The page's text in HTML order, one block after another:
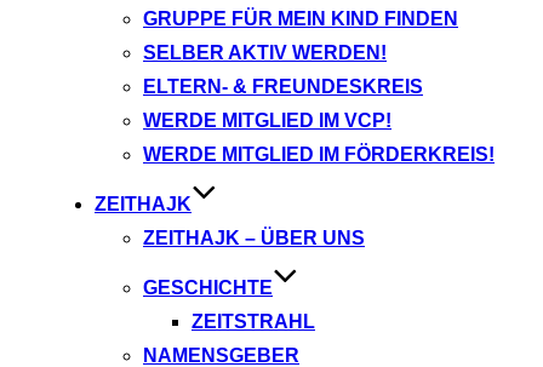
GRUPPE FÜR MEIN KIND FINDEN
SELBER AKTIV WERDEN!
ELTERN- & FREUNDESKREIS
WERDE MITGLIED IM VCP!
WERDE MITGLIED IM FÖRDERKREIS!
ZEITHAJK
ZEITHAJK – ÜBER UNS
GESCHICHTE
ZEITSTRAHL
NAMENSGEBER